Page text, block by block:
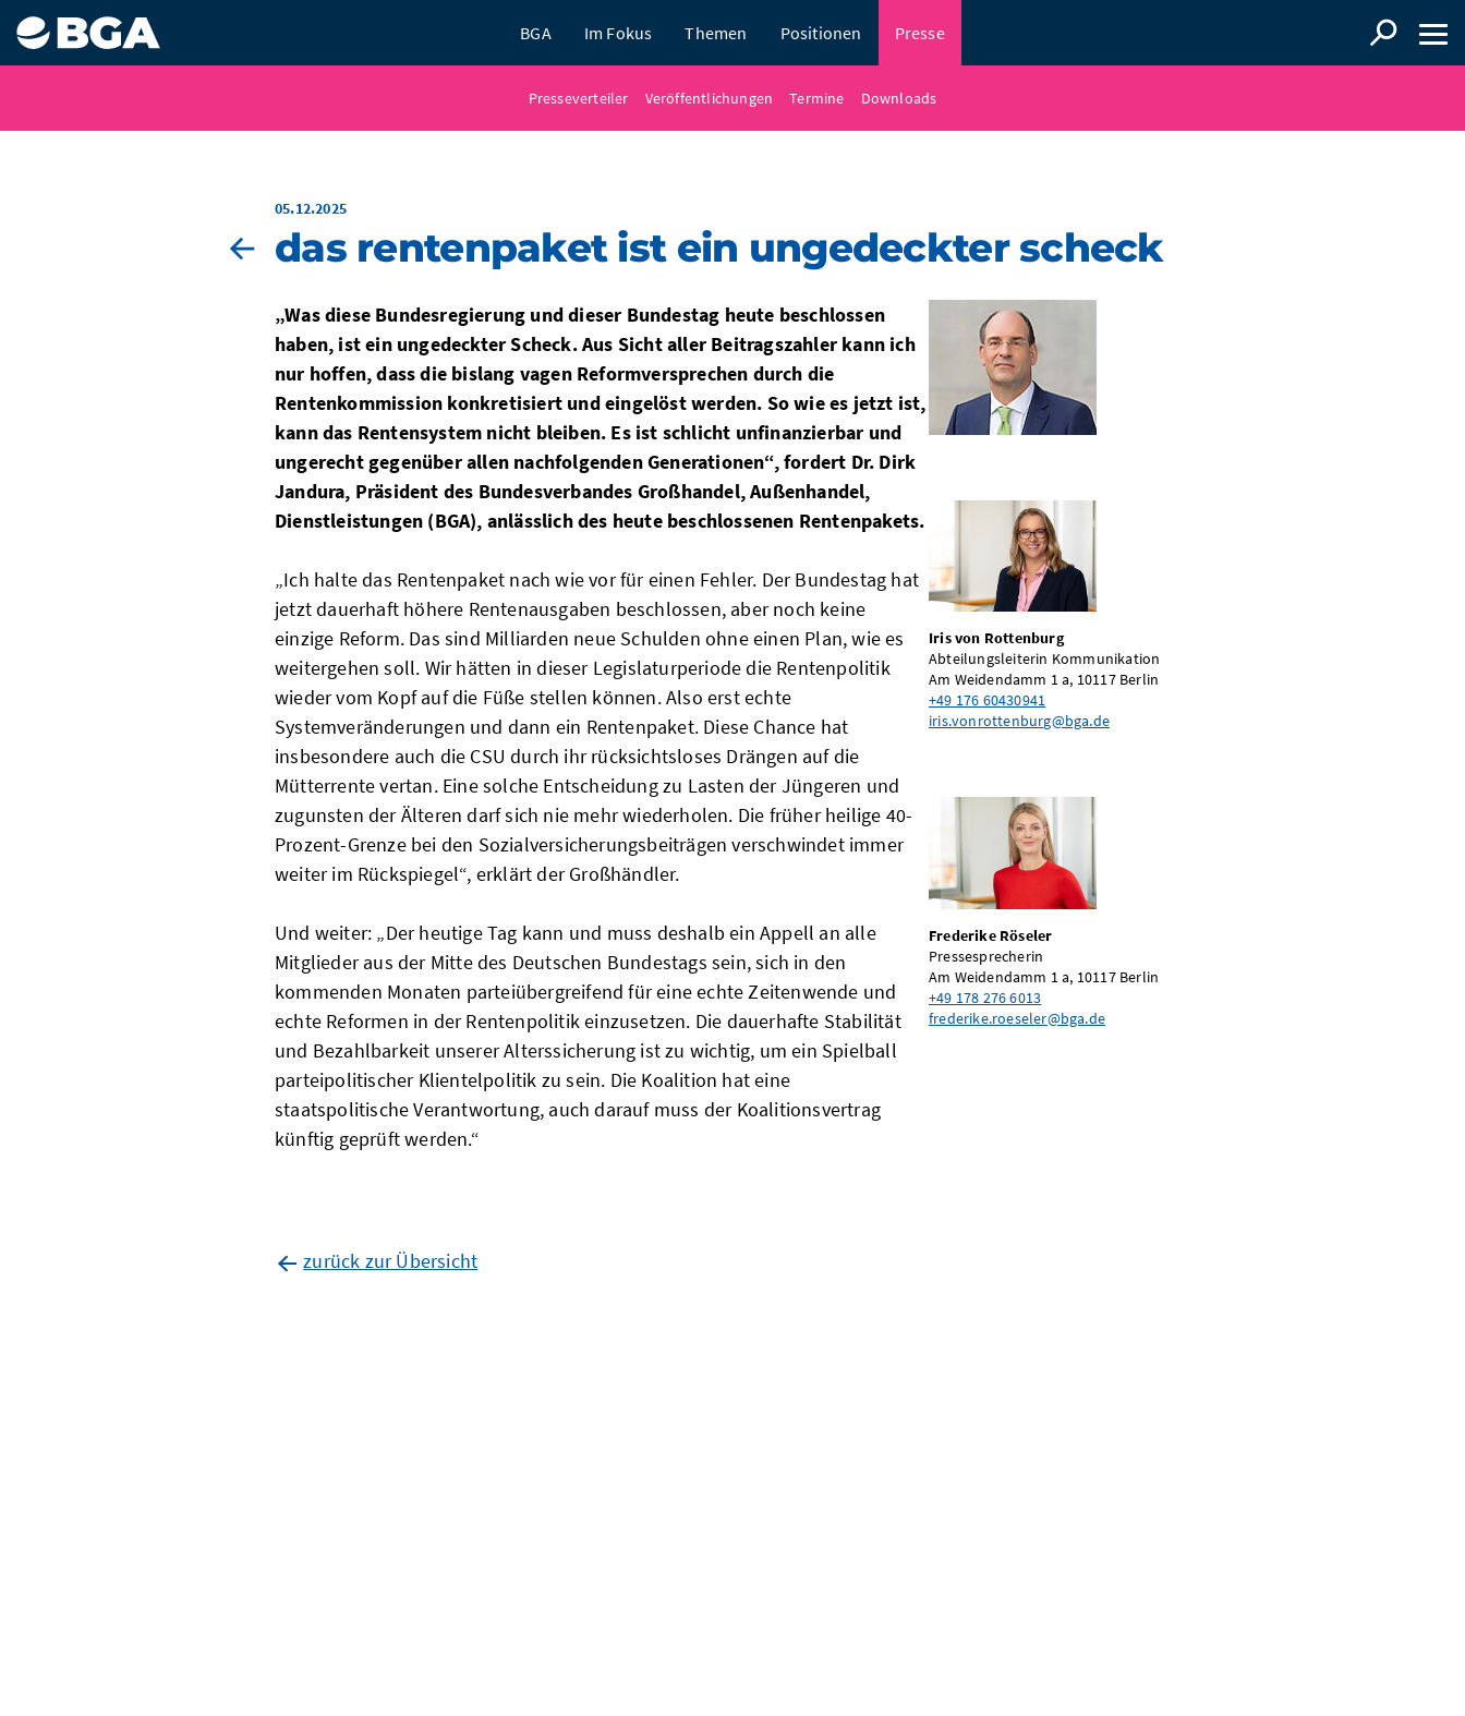
BGA Im Fokus Themen Positionen Presse
Presseverteiler Veröffentlichungen Termine Downloads
05.12.2025
das rentenpaket ist ein ungedeckter scheck
„Was diese Bundesregierung und dieser Bundestag heute beschlossen
haben, ist ein ungedeckter Scheck. Aus Sicht aller Beitragszahler kann ich
nur hoffen, dass die bislang vagen Reformversprechen durch die
Rentenkommission konkretisiert und eingelöst werden. So wie es jetzt ist,
kann das Rentensystem nicht bleiben. Es ist schlicht unfinanzierbar und
ungerecht gegenüber allen nachfolgenden Generationen“, fordert Dr. Dirk
Jandura, Präsident des Bundesverbandes Großhandel, Außenhandel,
Dienstleistungen (BGA), anlässlich des heute beschlossenen Rentenpakets.
„Ich halte das Rentenpaket nach wie vor für einen Fehler. Der Bundestag hat
jetzt dauerhaft höhere Rentenausgaben beschlossen, aber noch keine
einzige Reform. Das sind Milliarden neue Schulden ohne einen Plan, wie es
weitergehen soll. Wir hätten in dieser Legislaturperiode die Rentenpolitik
wieder vom Kopf auf die Füße stellen können. Also erst echte
Systemveränderungen und dann ein Rentenpaket. Diese Chance hat
insbesondere auch die CSU durch ihr rücksichtsloses Drängen auf die
Mütterrente vertan. Eine solche Entscheidung zu Lasten der Jüngeren und
zugunsten der Älteren darf sich nie mehr wiederholen. Die früher heilige 40-
Prozent-Grenze bei den Sozialversicherungsbeiträgen verschwindet immer
weiter im Rückspiegel“, erklärt der Großhändler.
Und weiter: „Der heutige Tag kann und muss deshalb ein Appell an alle
Mitglieder aus der Mitte des Deutschen Bundestags sein, sich in den
kommenden Monaten parteiübergreifend für eine echte Zeitenwende und
echte Reformen in der Rentenpolitik einzusetzen. Die dauerhafte Stabilität
und Bezahlbarkeit unserer Alterssicherung ist zu wichtig, um ein Spielball
parteipolitischer Klientelpolitik zu sein. Die Koalition hat eine
staatspolitische Verantwortung, auch darauf muss der Koalitionsvertrag
künftig geprüft werden.“
zurück zur Übersicht
Iris von Rottenburg
Abteilungsleiterin Kommunikation
Am Weidendamm 1 a, 10117 Berlin
+49 176 60430941
iris.vonrottenburg@bga.de
Frederike Röseler
Pressesprecherin
Am Weidendamm 1 a, 10117 Berlin
+49 178 276 6013
frederike.roeseler@bga.de